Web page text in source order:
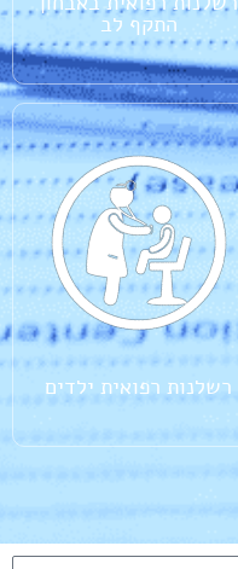
התקף לב
רשלנות רפואית ילדים